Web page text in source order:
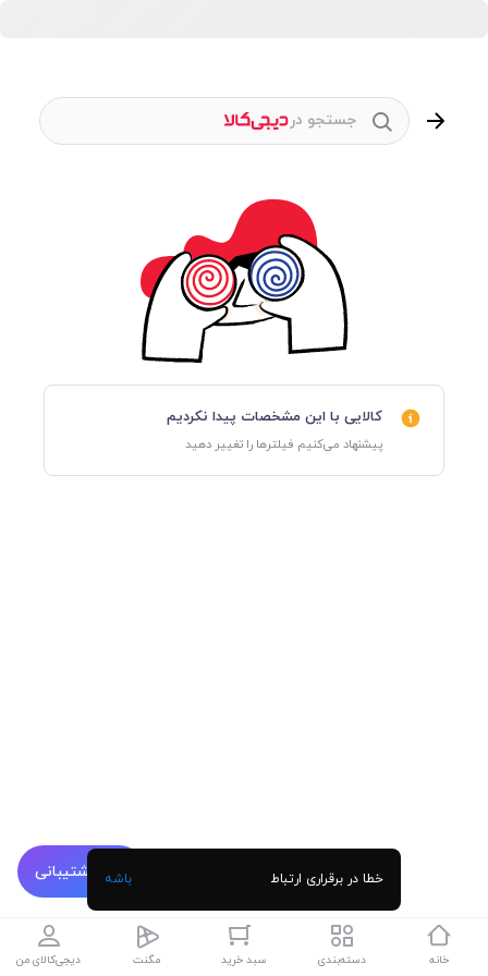
پشتیبانی
جستجو در
کالایی با این مشخصات پیدا نکردیم
پیشنهاد می‌کنیم فیلترها را تغییر دهید
خانه دسته‌بندی سبد خرید مگنت دیجی‌کالای من
خطا در برقراری ارتباط باشه